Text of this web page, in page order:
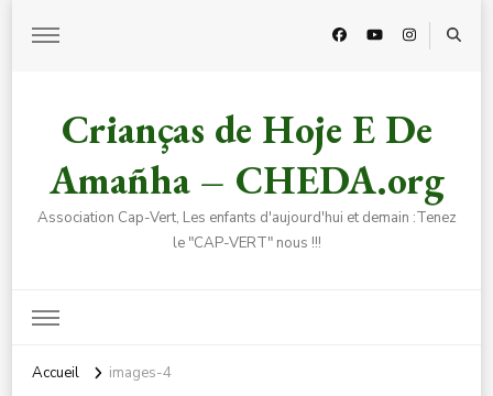
Crianças de Hoje E De
Amañha – CHEDA.org
Association Cap-Vert, Les enfants d'aujourd'hui et demain :Tenez
le "CAP-VERT" nous !!!
Accueil images-4